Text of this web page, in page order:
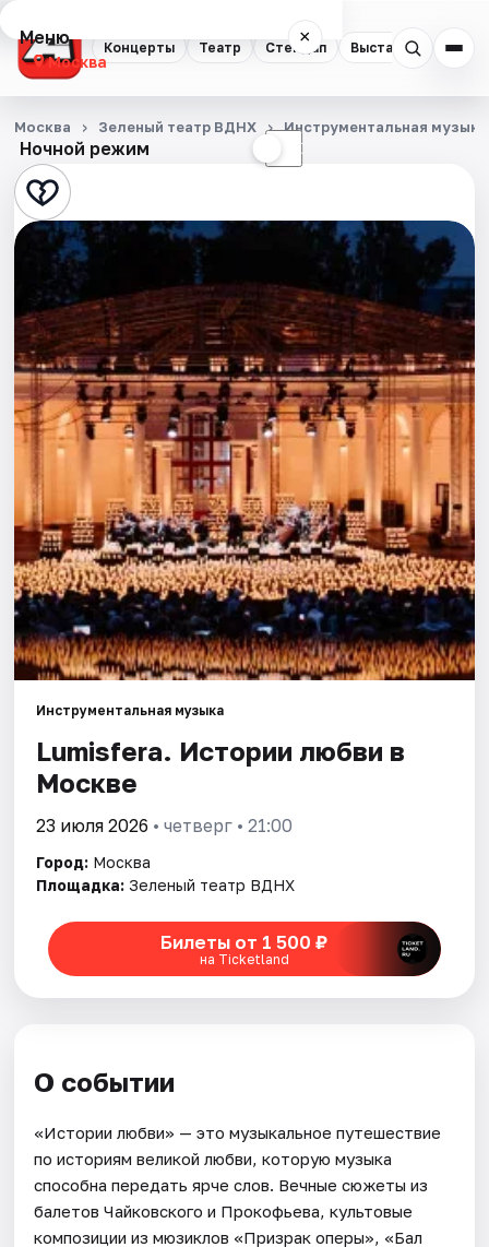
Концерты Театр Стендап Выставки
Меню ×
Москва
Концерты
Театр
Стендап
Выставки
Квесты
Экскурсии
Спорт
События
Города
Площадки
Артисты
Ночной режим ☾
Москва Зеленый театр ВДНХ Инструментальная музыка
Инструментальная музыка
Lumisfera. Истории любви в
Москве
23 июля 2026 • четверг • 21:00
Город: Москва
Площадка: Зеленый театр ВДНХ
Билеты от 1 500 ₽
на Ticketland
О событии
«Истории любви» — это музыкальное путешествие
по историям великой любви, которую музыка
способна передать ярче слов. Вечные сюжеты из
балетов Чайковского и Прокофьева, культовые
композиции из мюзиклов «Призрак оперы», «Бал